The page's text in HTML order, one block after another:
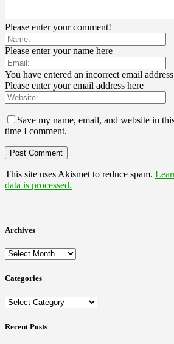
Please enter your comment!
Please enter your name here
You have entered an incorrect email
Please enter your email address here
Save my name, email, and website in
time I comment.
This site uses Akismet to reduce spam.
data is processed.
Archives
Archives
Categories
Categories
Recent Posts